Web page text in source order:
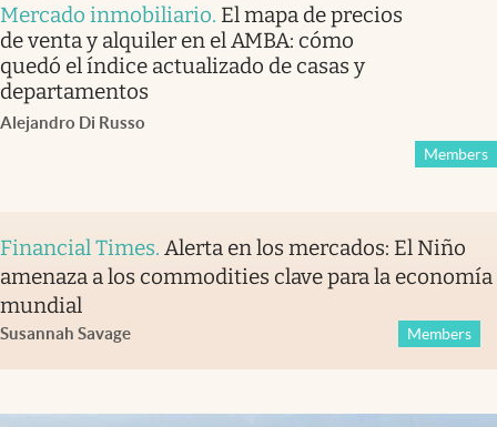
Mercado inmobiliario. El mapa de precios
de venta y alquiler en el AMBA: cómo
quedó el índice actualizado de casas y
departamentos
Alejandro Di Russo
Members
Financial Times. Alerta en los mercados: El Niño
amenaza a los commodities clave para la economía
mundial
Susannah Savage Members